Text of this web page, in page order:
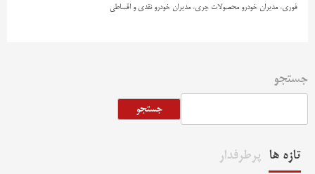
فوری،مدیران خودرو محصولات چری،مدیران خودرو نقدی و اقساطی
جستجو
جستجو
تازه ها پرطرفدار